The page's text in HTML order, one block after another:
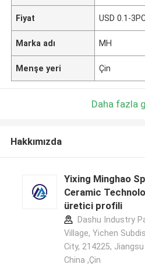
Fiyat USD 0.1-
Marka adı MH
Menşe yeri Çin
Daha fazla
Hakkımızda
Yixing Minghao
Ceramic
üretici profili
Dashu Industry
Village, Yichen
City, 214225,
China ,Çin